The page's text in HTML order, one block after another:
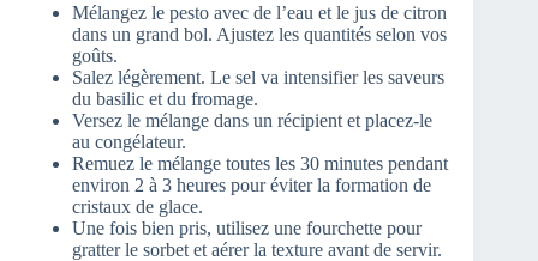
Mélangez le pesto avec de l’eau et le jus de citron
dans un grand bol. Ajustez les quantités selon vos
goûts.
Salez légèrement. Le sel va intensifier les saveurs
du basilic et du fromage.
Versez le mélange dans un récipient et placez-le
au congélateur.
Remuez le mélange toutes les 30 minutes pendant
environ 2 à 3 heures pour éviter la formation de
cristaux de glace.
Une fois bien pris, utilisez une fourchette pour
gratter le sorbet et aérer la texture avant de servir.